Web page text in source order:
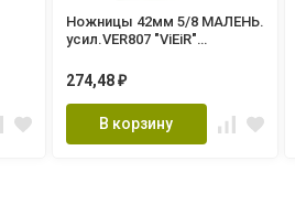
Ножницы 42мм 5/8 МАЛЕНЬ.
усил.VER807 "ViEiR"
274,48 ₽
В корзину